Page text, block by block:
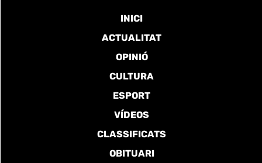
INICI
ACTUALITAT
OPINIÓ
CULTURA
ESPORT
VÍDEOS
CLASSIFICATS
OBITUARI